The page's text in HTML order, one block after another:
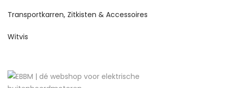
Transportkarren, Zitkisten & Accessoires
Witvis